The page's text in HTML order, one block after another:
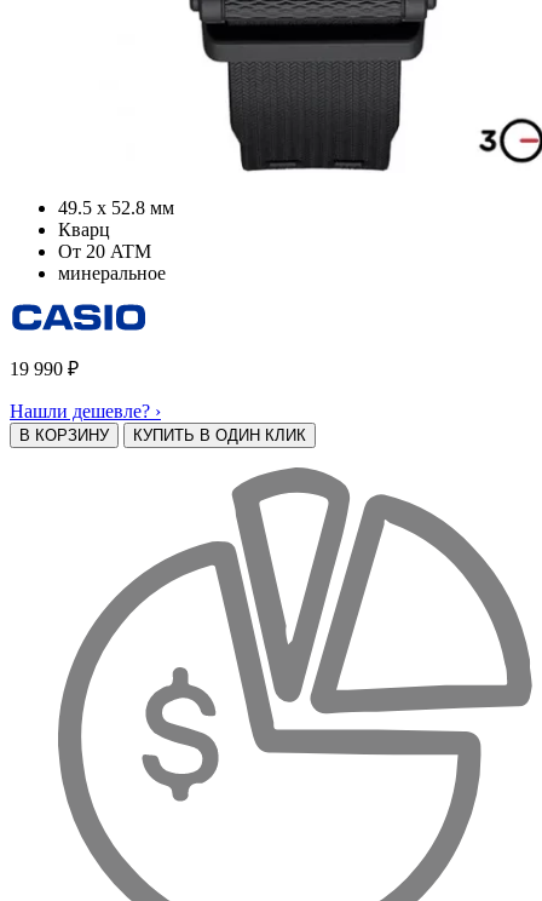
49.5 х 52.8 мм
Кварц
От 20 ATM
минеральное
19 990 ₽
Нашли дешевле? ›
В КОРЗИНУ КУПИТЬ В ОДИН КЛИК